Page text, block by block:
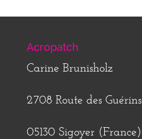
Acropatch
Carine Brunisholz
2708 Route des Guérins
05130 Sigoyer (France)